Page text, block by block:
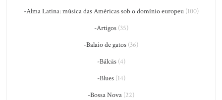
-Alma Latina: música das Américas sob o domínio europeu(100)
-Artigos(35)
-Balaio de gatos (36)
-Bálcãs(4)
-Blues(14)
-Bossa Nova (22)